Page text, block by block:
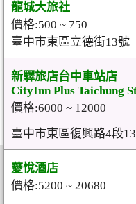
龍城大旅社
價格:500 ~ 750
臺中市東區立德街13號
新驛旅店台中車站店
CityInn Plus Taichung
價格:6000 ~ 12000
臺中市東區復興路4段
薆悅酒店
價格:5200 ~ 20680